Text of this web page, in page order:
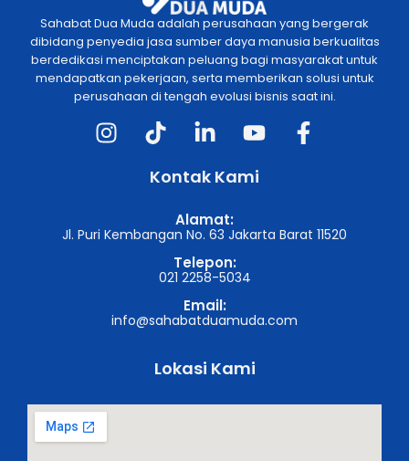
Sahabat Dua Muda adalah perusahaan yang bergerak
dibidang penyedia jasa sumber daya manusia berkualitas
berdedikasi menciptakan peluang bagi masyarakat untuk
mendapatkan pekerjaan, serta memberikan solusi untuk
perusahaan di tengah evolusi bisnis saat ini.
Kontak Kami
Alamat:
Jl. Puri Kembangan No. 63 Jakarta Barat 11520
Telepon:
021 2258-5034
Email:
info@sahabatduamuda.com
Lokasi Kami